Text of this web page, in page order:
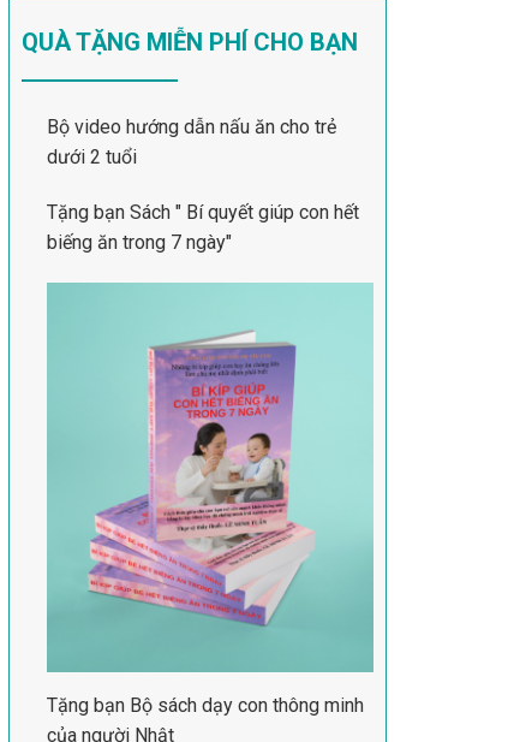
QUÀ TẶNG MIỄN PHÍ CHO BẠN
Bộ video hướng dẫn nấu ăn cho trẻ
dưới 2 tuổi
Tặng bạn Sách " Bí quyết giúp con hết
biếng ăn trong 7 ngày"
Tặng bạn Bộ sách dạy con thông minh
của người Nhật